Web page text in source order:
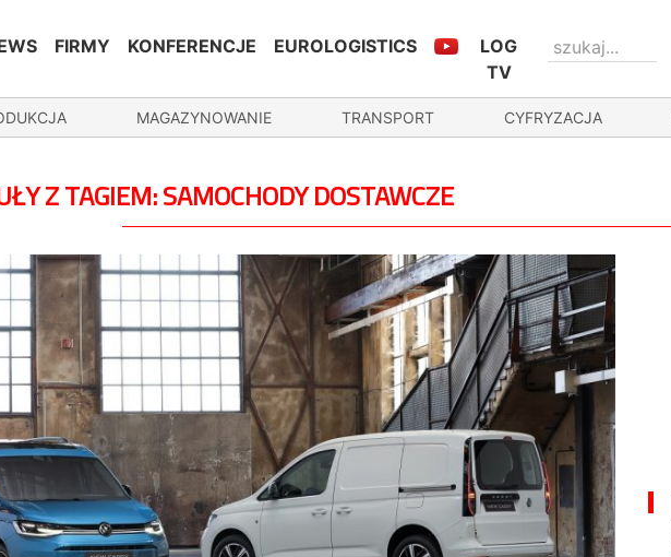
FIRMY KONFERENCJE EUROLOGISTICS
LOG
TV
MAGAZYNOWANIE TRANSPORT CYFRYZACJA
Z TAGIEM: SAMOCHODY DOSTAWCZE